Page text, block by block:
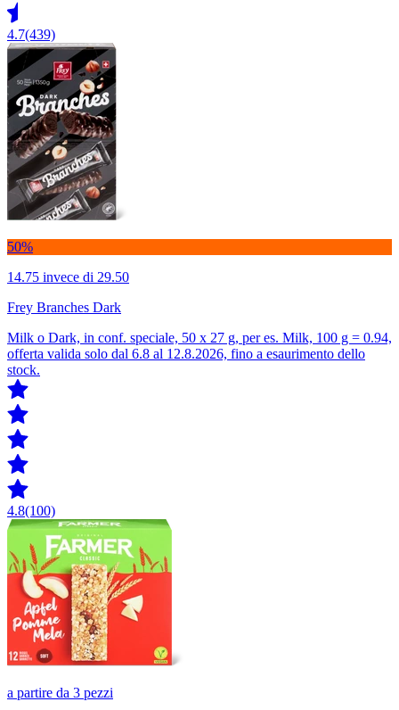
4.7(439)
50%
14.75 invece di 29.50
Frey Branches Dark
Milk o Dark, in conf. speciale, 50 x 27 g, per es. Milk, 100 g = 0.94,
offerta valida solo dal 6.8 al 12.8.2026, fino a esaurimento dello
stock.
4.8(100)
a partire da 3 pezzi